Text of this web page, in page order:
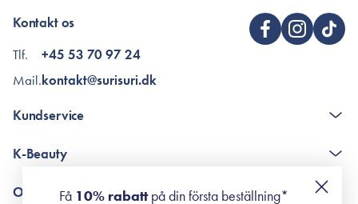
Kontakt os
Tlf.
Mail.
+45 53 70 97 24
kontakt@surisuri.dk
Kundservice
Poängshop - frågor och svar
K-Beauty
Retinol för nybörjare
Om Surisuri
Få 10% rabattpå din första beställning*